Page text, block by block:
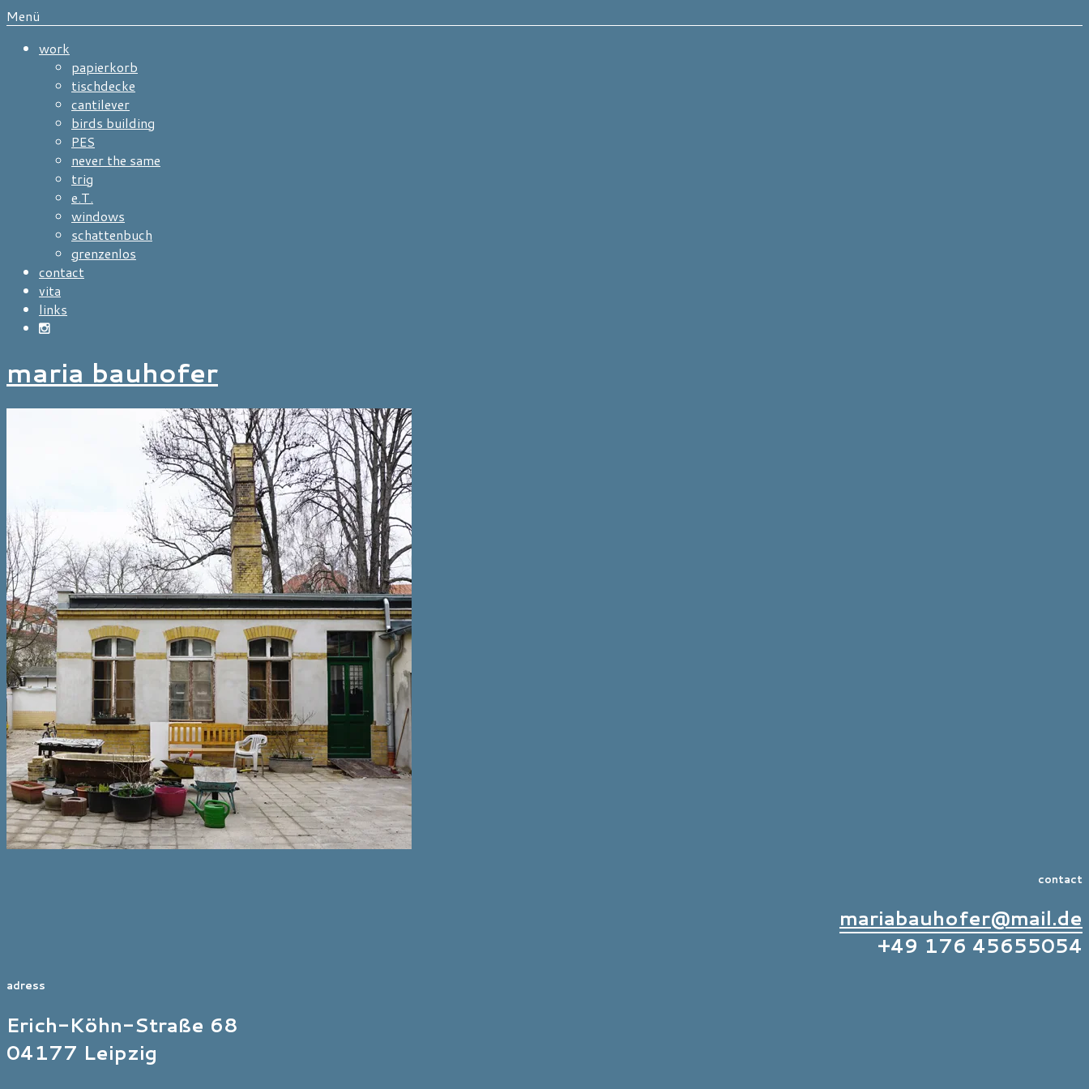
Menü
work
papierkorb
tischdecke
cantilever
birds building
PES
never the same
trig
e.T.
windows
schattenbuch
grenzenlos
contact
vita
links
maria bauhofer
contact
mariabauhofer@mail.de
+49 176 45655054
adress
Erich-Köhn-Straße 68
04177 Leipzig